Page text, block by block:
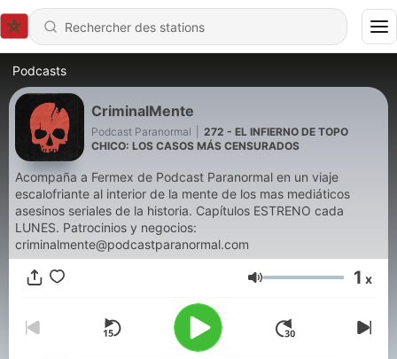
Podcasts
CriminalMente
Podcast Paranormal
272 - EL INFIERNO DE TOPO
CHICO: LOS CASOS MÁS CENSURADOS
Acompaña a Fermex de Podcast Paranormal en un viaje
escalofriante al interior de la mente de los mas mediáticos
asesinos seriales de la historia. Capítulos ESTRENO cada
LUNES. Patrocinios y negocios:
criminalmente@podcastparanormal.com
Volume 1 x